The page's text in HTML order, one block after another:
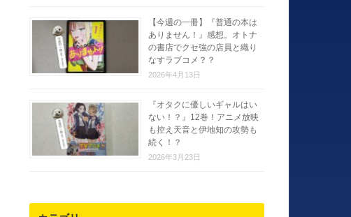
【今週の一冊】『普通の本は
ありません！』感想。オトナ
の書店でクセ強の店員と織り
なすラブコメ？？
2026年4月13日
『オタクに優しいギャルはい
ない！？』12巻！アニメ放映
も控え天音と伊地知の攻勢も
続く！？
2026年3月23日